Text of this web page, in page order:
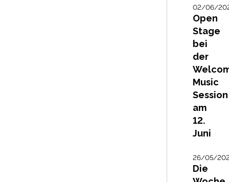
02/06/
Open
Stage
bei
der
Music
Session
am
12.
Juni
26/05/
Die